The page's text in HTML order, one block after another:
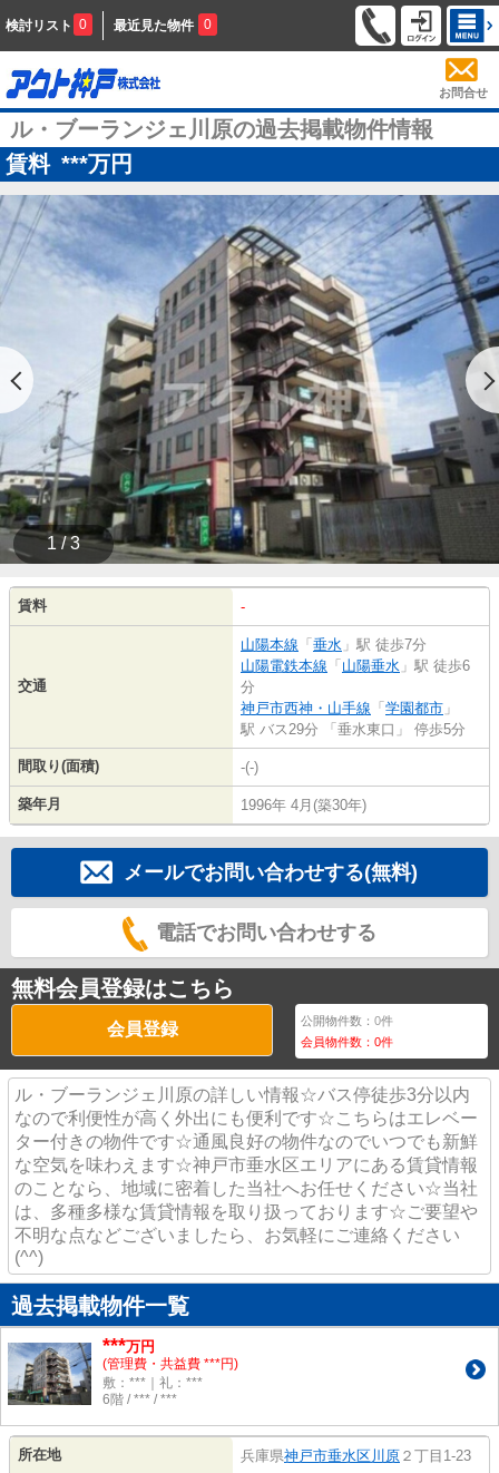
検討リスト 0 最近見た物件 0
お問合せ
ル・ブーランジェ川原の過去掲載物件情報
賃料 ***万円
1 / 3
賃料 -
交通
山陽本線 「 垂水 」駅 徒歩7分
山陽電鉄本線 「 山陽垂水 」駅 徒歩6
分
神戸市西神・山手線 「 学園都市 」
駅 バス29分 「垂水東口」 停歩5分
間取り(面積) -(-)
築年月 1996年 4月(築30年)
メールでお問い合わせする(無料)
電話でお問い合わせする
無料会員登録はこちら
会員登録 公開物件数：0件
会員物件数：0件
ル・ブーランジェ川原の詳しい情報☆バス停徒歩3分以内
なので利便性が高く外出にも便利です☆こちらはエレベー
ター付きの物件です☆通風良好の物件なのでいつでも新鮮
な空気を味わえます☆神戸市垂水区エリアにある賃貸情報
のことなら、地域に密着した当社へお任せください☆当社
は、多種多様な賃貸情報を取り扱っております☆ご要望や
不明な点などございましたら、お気軽にご連絡ください
(^^)
過去掲載物件一覧
***万円
(管理費・共益費 ***円)
敷：***｜礼：***
6階 / *** / ***
所在地 兵庫県神戸市垂水区川原 ２丁目1-23